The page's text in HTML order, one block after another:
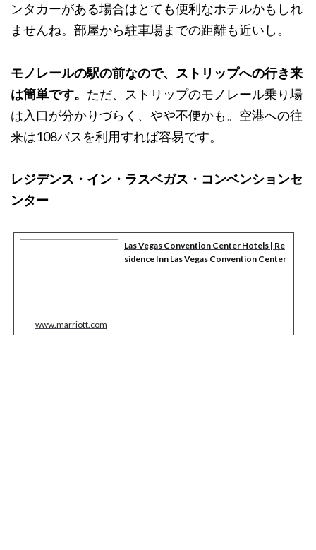
ンタカーがある場合はとても便利なホテルかもしれ
ませんね。部屋から駐車場までの距離も近いし。
モノレールの駅の前なので、ストリップへの行き来
は簡単です。 ただ、ストリップのモノレール乗り場
は入口が分かりづらく、やや不便かも。空港への往
来は108バスを利用すれば容易です。
レジデンス・イン・ラスベガス・コンベンションセ
ンター
Las Vegas Convention Center Hotels | Re
sidence Inn Las Vegas Convention Center
www.marriott.com